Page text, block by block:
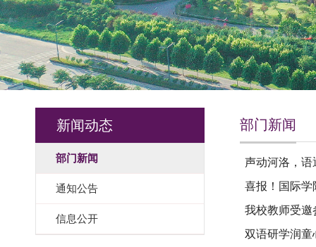
新闻动态
部门新闻
通知公告
信息公开
部门新闻
声动河洛，
喜报！国际学
我校教师受邀
双语研学润童